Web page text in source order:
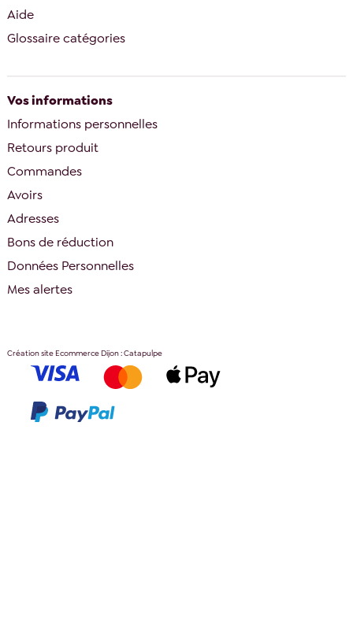
Aide
Glossaire catégories
Vos informations
Informations personnelles
Retours produit
Commandes
Avoirs
Adresses
Bons de réduction
Données Personnelles
Mes alertes
Création site Ecommerce Dijon : Catapulpe